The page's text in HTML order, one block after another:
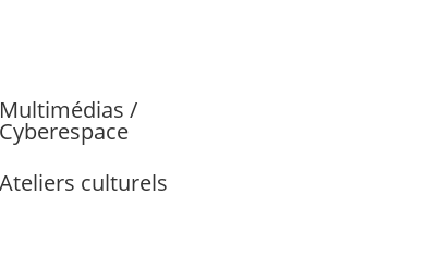
Multimédias /
Cyberespace
Ateliers culturels